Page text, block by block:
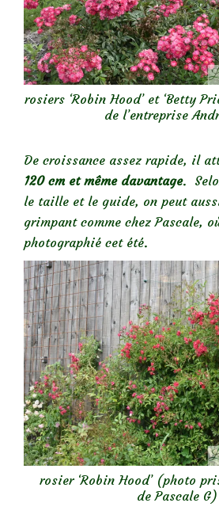
rosiers ‘Robin Hood’ et ‘Betty
de l’entreprise
De croissance assez rapide, il
120 cm et même davantage.
le taille et le guide, on peut
grimpant comme chez Pascale,
photographié cet été.
rosier ‘Robin Hood’ (photo
de Pascale G)